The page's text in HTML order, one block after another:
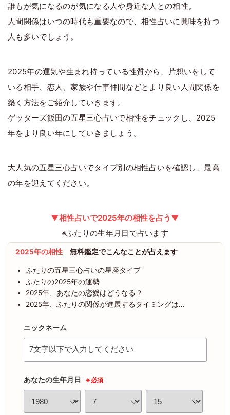
誰もが気になるのが気になる人や身近な人との相性。
人間関係はいつの時代も重要なので、相性占いに興味を持つ
人も多いでしょう。
2025年の運気や生まれ持っている性質から、片想いをして
いる相手、恋人、家族や仕事仲間などとより良い人間関係を
築く方法をご紹介していきます。
ゲッターズ飯田の五星三心占いで相性をチェックし、2025
年をより良い年にしていきましょう。
大人気の五星三心占いでタイプ別の相性占いを確認し、最高
の年を迎えてください。
▼相性占いで2025年の相性を占う▼
※ふたりの生年月日で占います
2025年の相性無料鑑定でこんなことが占えます
ふたりの五星三心占いの星座タイプ
ふたりの2025年の運勢
2025年、あなたの恋愛はどうなる？
2025年、ふたりの関係が進展するタイミングは…
ニックネーム
あなたの生年月日 ※必須